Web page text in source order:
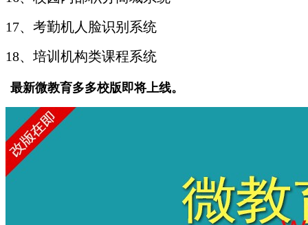
17、考勤机人脸识别系统
18、培训机构类课程系统
最新微教育多多校版即将上线。